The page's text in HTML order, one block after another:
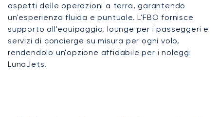
aspetti delle operazioni a terra, garantendo
un'esperienza fluida e puntuale. L'FBO fornisce
supporto all'equipaggio, lounge per i passeggeri e
servizi di concierge su misura per ogni volo,
rendendolo un'opzione affidabile per i noleggi
LunaJets.